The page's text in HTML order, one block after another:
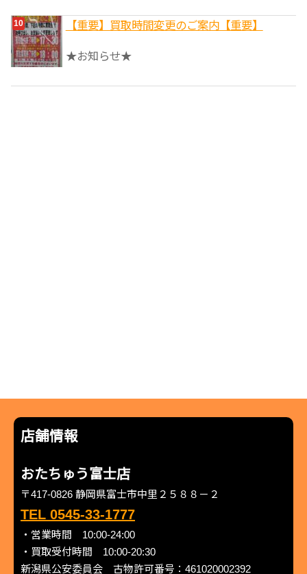
【重要】買取時間変更のご案内【重要】
★お知らせ★
店舗情報
おたちゅう富士店
〒417-0826 静岡県富士市中里２５８８－２
TEL 0545-33-1777
・営業時間 10:00-24:00
・買取受付時間 10:00-20:30
新潟県公安委員会 古物許可番号：461020002392